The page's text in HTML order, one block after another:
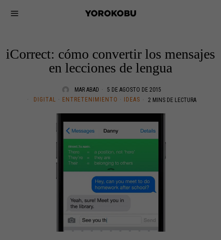
iCorrect: cómo convertir los mensajes
en lecciones de lengua
MAR ABAD
5 DE AGOSTO DE 2015
DIGITAL · ENTRETENIMIENTO · IDEAS 2 MINS DE LECTURA